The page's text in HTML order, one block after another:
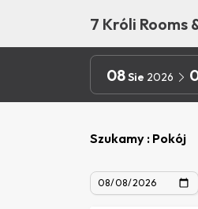
7 Króli Rooms
08Sie 2026
Szukamy : Pokój